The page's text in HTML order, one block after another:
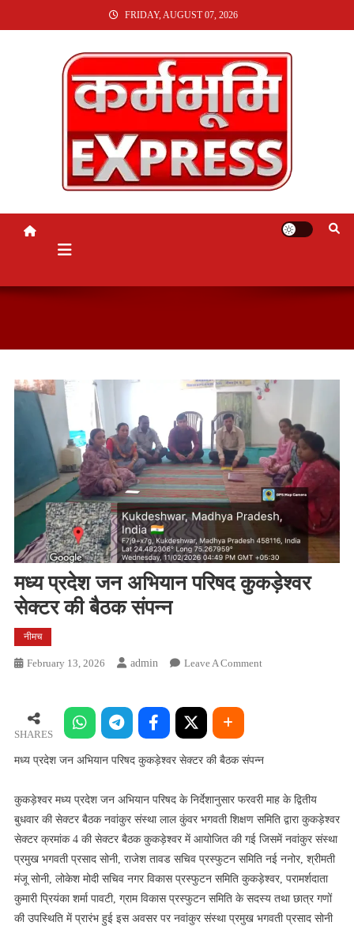
TO
FRIDAY, AUGUST 07, 2026
KARMABHUMI EXPRESS
मध्य प्रदेश जन अभियान परिषद कुकड़ेश्वर
सेक्टर की बैठक संपन्न
नीमच
February 13, 2026 Admin Leave A CommentOn
बैठक
संपन्न
SHARES
मध्य प्रदेश जन अभियान परिषद कुकड़ेश्वर सेक्टर की बैठक संपन्न
कुकड़ेश्वर मध्य प्रदेश जन अभियान परिषद के निर्देशानुसार फरवरी माह के द्वितीय
बुधवार की सेक्टर बैठक नवांकुर संस्था लाल कुंवर भगवती शिक्षण समिति द्वारा कुकड़ेश्वर
सेक्टर क्रमांक 4 की सेक्टर बैठक कुकड़ेश्वर में आयोजित की गई जिसमें नवांकुर संस्था
प्रमुख भगवती प्रसाद सोनी, राजेश तावड सचिव प्रस्फुटन समिति नई ननोर, श्रीमती
मंजू सोनी, लोकेश मोदी सचिव नगर विकास प्रस्फुटन समिति कुकड़ेश्वर, परामर्शदाता
कुमारी प्रियंका शर्मा पावटी, ग्राम विकास प्रस्फुटन समिति के सदस्य तथा छात्र गणों
की उपस्थिति में प्रारंभ हुई इस अवसर पर नवांकुर संस्था प्रमुख भगवती प्रसाद सोनी